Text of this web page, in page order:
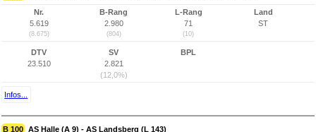
Nr.
5.619
(8.675)
B-Rang
2.980
(804)
L-Rang
71
(10)
Land
ST
DTV
23.510
SV
2.821
(12,0%)
BPL
Infos...
B 100 AS Halle (A 9) - AS Landsberg (L 143)